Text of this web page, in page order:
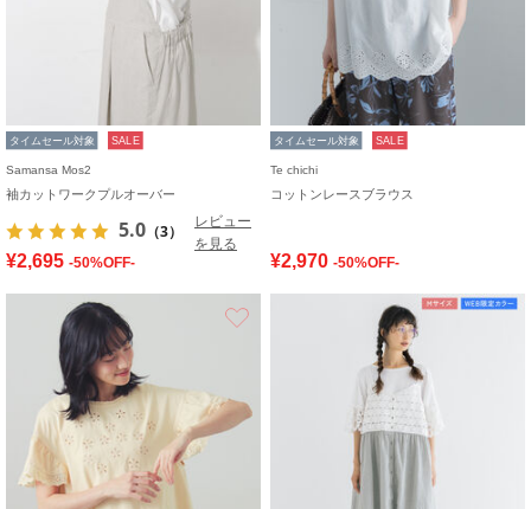
タイムセール対象 SALE
Samansa Mos2
袖カットワークプルオーバー
5.0 （3）
レビュー
を見る
¥2,695 -50%OFF-
タイムセール対象 SALE
Te chichi
コットンレースブラウス
¥2,970 -50%OFF-